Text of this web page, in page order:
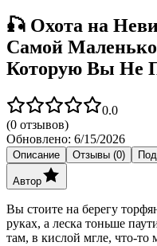
🎣 Охота на
Самой
Которую Вы Не
0.0
(0 отзывов)
Обновлено: 6/15/2026
Описание Отзывы (0)
Автор
Вы стоите на берегу
руках, а леска тоньше
там, в кислой мгле, что-